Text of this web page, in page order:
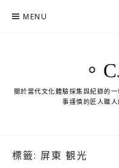
MENU
。
關於當代文化體驗採集與紀錄的
事謹慎的匠人職人
標籤: 屏東 観光